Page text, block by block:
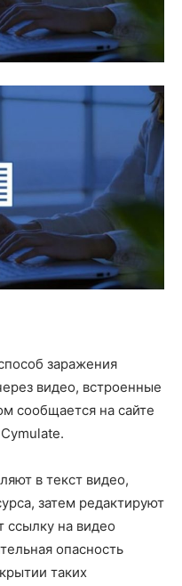
заражения
видео, встроенные
сообщается на сайте
в текст видео,
затем редактируют
ссылку на видео
опасность
таких